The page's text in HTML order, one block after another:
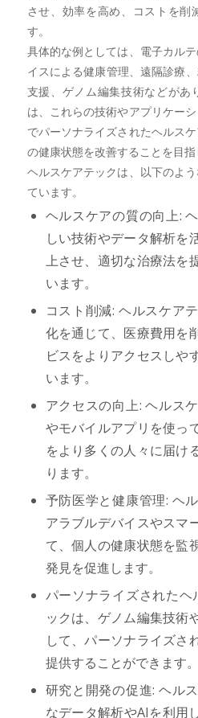
させ、効率を高め、コストを削
す。
具体的な例としては、電子カル
イスによる健康管理、遠隔診療
支援、ゲノム編集技術などがあ
は、これらの技術やアプリケー
でパーソナライズされたヘルス
の健康状態を改善することを目指
ヘルスケアテックは、以下のよ
ています。
ヘルスケアの質の向上:
しい技術やデータ解析を
上させ、適切な治療法を
います。
コスト削減: ヘルスケア
化を通じて、医療費用を
ビスをよりアクセスしや
います。
アクセスの向上: ヘルス
やモバイルアプリを使っ
をより多くの人々に届け
ります。
予防医学と健康管理: ヘ
アラブルデバイスやスマ
て、個人の健康状態を監
発見を促進します。
パーソナライズされたヘ
ックは、ゲノム編集技術
して、パーソナライズさ
提供することができます。
研究と開発の促進: ヘル
なデータ解析やAIを利用